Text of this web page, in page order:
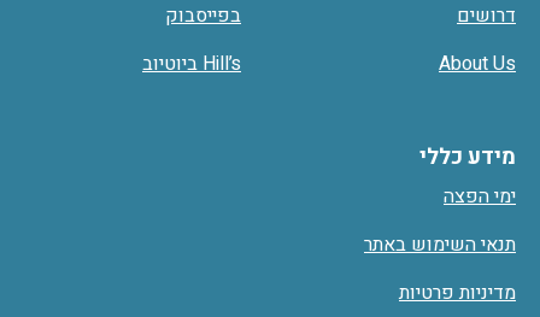
דרושים
About Us
מידע כללי
ימי הפצה
תנאי השימוש באתר
מדיניות פרטיות
בפייסבוק
Hill’s ביוטיוב